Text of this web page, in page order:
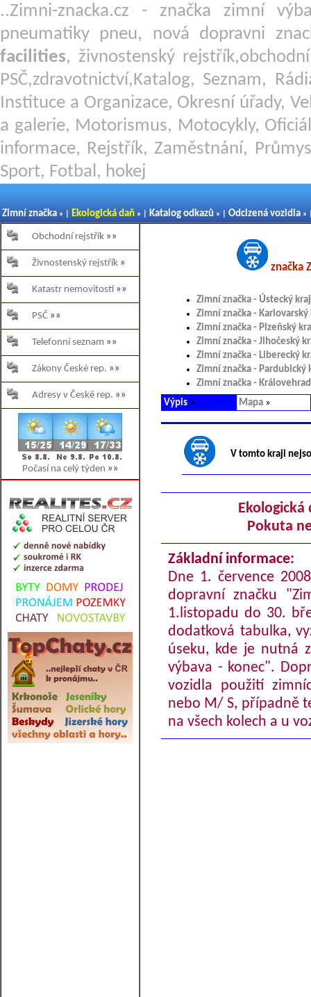
..Zimni-znacka.cz - značka zimní
pneumatiky pneu, nová dopravni
facilities, živnostenský
PSČ,zdravotnictví,Katalog, Seznam,
Instituce a Organizace, Okresní úřady,
a galerie, Motorismus, Motocykly,
informace, Rejstřík, Zaměstnání,
Sport, Fotbal, hokej
Zimní značka » | Ekologická daň » | Katalog odkazů » | Odcizená vozidla »
Obchodní rejstřík »»
Živnostenský rejstřík »
Katastr nemovitostí »»
PSČ »»
Telefonní seznam »»
Zákony České rep. »»
Adresy v České rep. »»
Počasí na celý týden »»
značka
Zimní značka - Ústecký kraj
Zimní značka - Karlovarský
Zimní značka - Plzeňský
Zimní značka - Jihočeský
Zimní značka - Liberecký
Zimní značka - Pardubický
Zimní značka -
Výpis » Mapa »
V tomto kraji
Pokuta
Základní informace:
Dne 1. července
dopravní značku
1.listopadu do 30.
dodatková tabulka,
úseku, kde je nutná
výbava - konec".
vozidla použití
nebo M/ S, případně
na všech kolech a u